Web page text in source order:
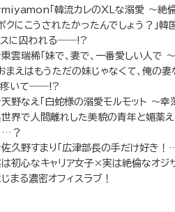
「韓流カレのXLな溺愛 ～絶倫
クにこうされたかったんでしょう？
スに囚われる――!?
雲瑞稀「妹で、妻で、一番愛しい人で
まえはもうただの妹じゃなくて、俺の
疼いて――!?
野なえ「白蛇様の溺愛モルモット ～
界で人間離れした美貌の青年と媚薬
…？
久野すまり「広津部長の手だけ好き！
初心なキャリア女子×実は絶倫なオ
まる濃密オフィスラブ！